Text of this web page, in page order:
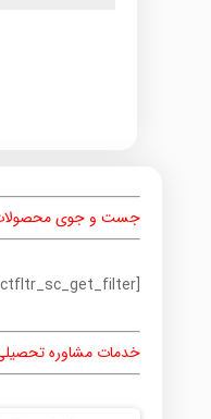
جست و جوی محصولات
[prdctfltr_sc_get_filter]
خدمات مشاوره